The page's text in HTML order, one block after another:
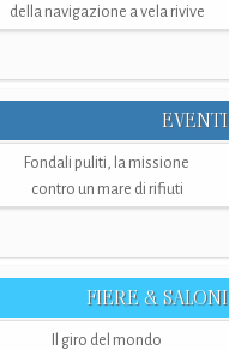
della navigazione a vela rivive
EVENTI
Fondali puliti, la missione
contro un mare di rifiuti
FIERE & SALONI
Il giro del mondo